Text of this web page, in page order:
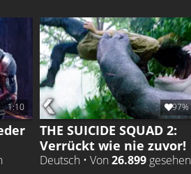
1:10 97%
THE SUICIDE SQUAD 2:
Verrückt wie nie zuvor!
Deutsch • Von 26.899 gesehen